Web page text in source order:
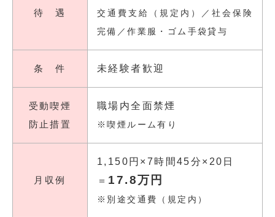
待 遇
交通費支給（規定内）／社会保険
完備／作業服・ゴム手袋貸与
条 件 未経験者歓迎
受動喫煙
防止措置
職場内全面禁煙
※喫煙ルーム有り
月収例
1,150円×7時間45分×20日
＝ 17.8万円
※別途交通費（規定内）